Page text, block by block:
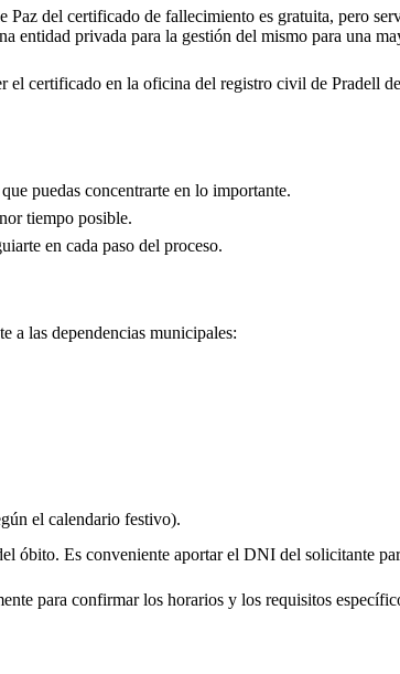
del certificado de fallecimiento es gratuita, pero
entidad privada para la gestión del mismo para una
el certificado en la oficina del registro civil de Pradell
puedas concentrarte en lo importante.
tiempo posible.
en cada paso del proceso.
a las dependencias municipales:
el calendario festivo).
óbito. Es conveniente aportar el DNI del solicitante
para confirmar los horarios y los requisitos